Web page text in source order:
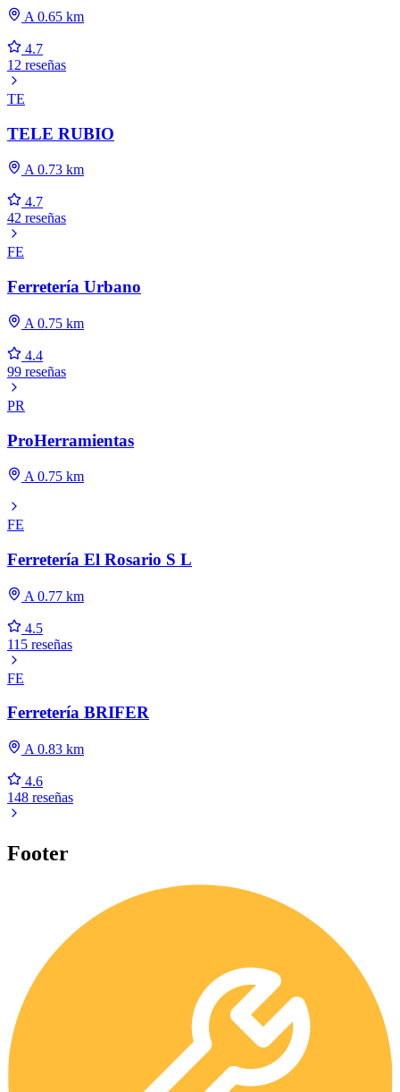
A 0.65 km
4.7
12 reseñas
TE
TELE RUBIO
A 0.73 km
4.7
42 reseñas
FE
Ferretería Urbano
A 0.75 km
4.4
99 reseñas
PR
ProHerramientas
A 0.75 km
FE
Ferretería El Rosario S L
A 0.77 km
4.5
115 reseñas
FE
Ferretería BRIFER
A 0.83 km
4.6
148 reseñas
Footer